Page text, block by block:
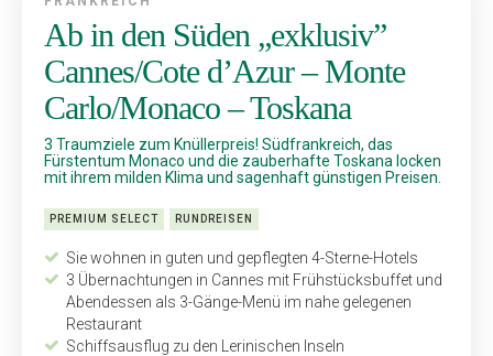
Ab in den Süden „exklusiv”
Cannes/Cote d’Azur – Monte
Carlo/Monaco – Toskana
3 Traumziele zum Knüllerpreis! Südfrankreich, das
Fürstentum ­Monaco und die zauberhafte Toskana locken
mit ihrem milden Klima und sagenhaft günstigen Preisen.
PREMIUM SELECT RUNDREISEN
Sie wohnen in guten und gepflegten 4-Sterne-Hotels
3 Übernachtungen in Cannes mit Frühstücksbuffet und
Abendessen als 3-Gänge-Menü im nahe gelegenen
Restaurant
Schiffsausflug zu den Lerinischen Inseln